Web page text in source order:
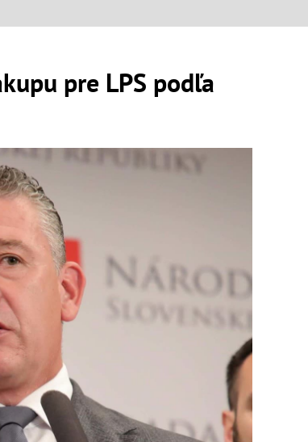
pre LPS podľa